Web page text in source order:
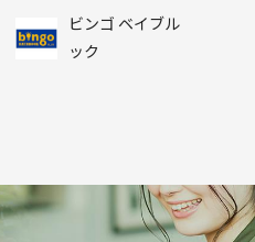
ビンゴ ベイブル
ック